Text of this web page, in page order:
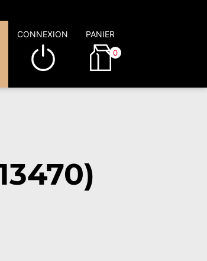
CONNEXION PANIER
0